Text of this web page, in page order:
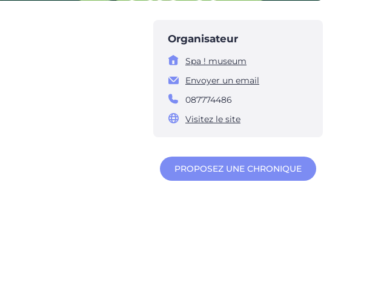
Organisateur
Spa ! museum
Envoyer un email
087774486
Visitez le site
PROPOSEZ UNE CHRONIQUE